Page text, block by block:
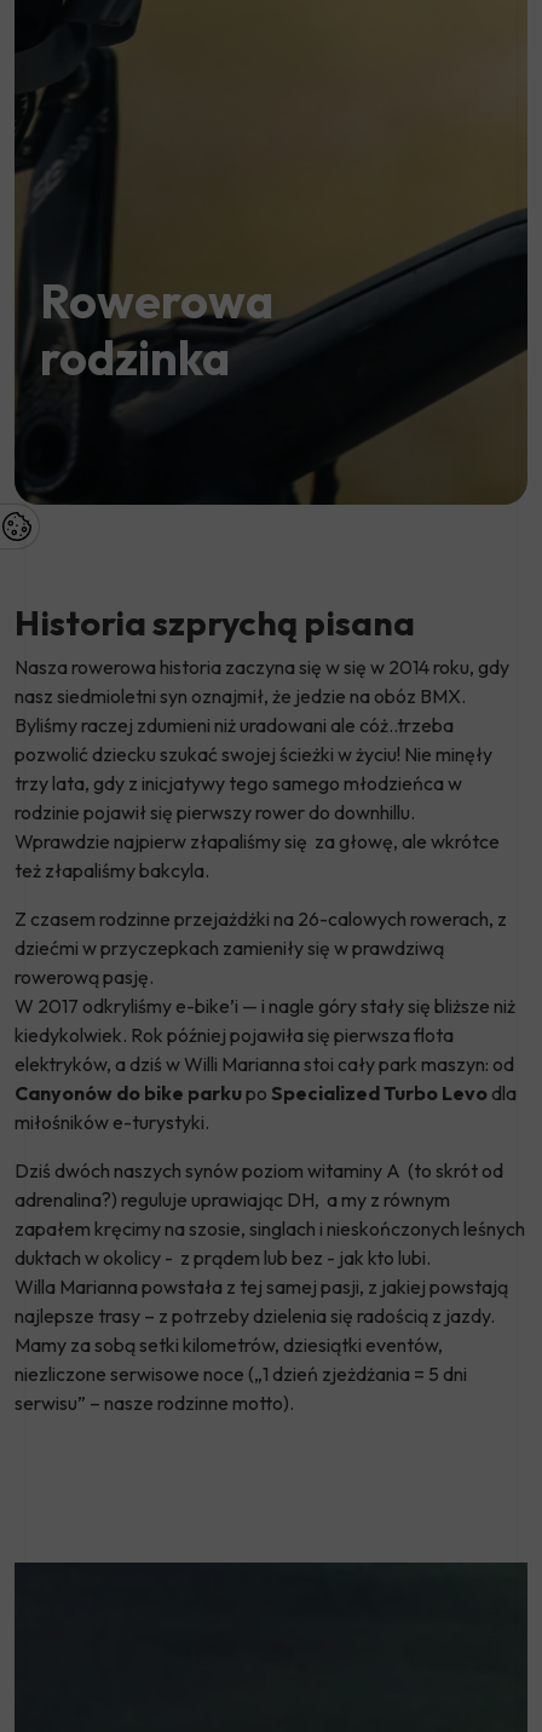
Rowerowa
rodzinka
Historia szprychą pisana
Nasza rowerowa historia zaczyna się w się w 2014 roku, gdy
nasz siedmioletni syn oznajmił, że jedzie na obóz BMX.
Byliśmy raczej zdumieni niż uradowani ale cóż..trzeba
pozwolić dziecku szukać swojej ścieżki w życiu! Nie minęły
trzy lata, gdy z inicjatywy tego samego młodzieńca w
rodzinie pojawił się pierwszy rower do downhillu.
Wprawdzie najpierw złapaliśmy się za głowę, ale wkrótce
też złapaliśmy bakcyla.
Z czasem rodzinne przejażdżki na 26-calowych rowerach, z
dziećmi w przyczepkach zamieniły się w prawdziwą
rowerową pasję.
W 2017 odkryliśmy e-bike’i — i nagle góry stały się bliższe niż
kiedykolwiek. Rok później pojawiła się pierwsza flota
elektryków, a dziś w Willi Marianna stoi cały park maszyn: od
Canyonów do bike parkupo Specialized Turbo Levo dla
miłośników e-turystyki.
Dziś dwóch naszych synów poziom witaminy A (to skrót od
adrenalina?) reguluje uprawiając DH, a my z równym
zapałem kręcimy na szosie, singlach i nieskończonych leśnych
duktach w okolicy - z prądem lub bez - jak kto lubi.
Willa Marianna powstała z tej samej pasji, z jakiej powstają
najlepsze trasy – z potrzeby dzielenia się radością z jazdy.
Mamy za sobą setki kilometrów, dziesiątki eventów,
niezliczone serwisowe noce („1 dzień zjeżdżania = 5 dni
serwisu” – nasze rodzinne motto).